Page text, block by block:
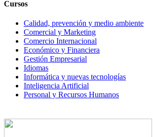
Cursos
Calidad, prevención y medio ambiente
Comercial y Marketing
Comercio Internacional
Económico y Financiera
Gestión Empresarial
Idiomas
Informática y nuevas tecnologías
Inteligencia Artificial
Personal y Recursos Humanos